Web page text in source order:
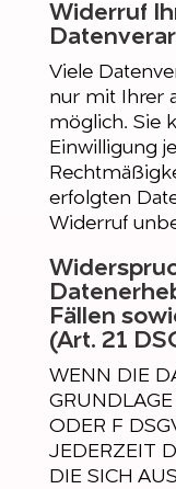
Widerruf
Viele
nur mit Ihrer
möglich. Sie
Einwilligung
erfolgten
Widerruf
Fällen
(Art. 21
WENN DIE
ODER F
JEDERZEIT
DIE SICH